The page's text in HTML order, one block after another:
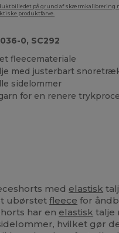
på grund af skærmkalibrering
produktfarve.
0, SC292
fleecemateriale
med justerbart
sidelommer
for en renere
med elastisk
ubørstetfleece for
har en elastisk talje
hvilket gør